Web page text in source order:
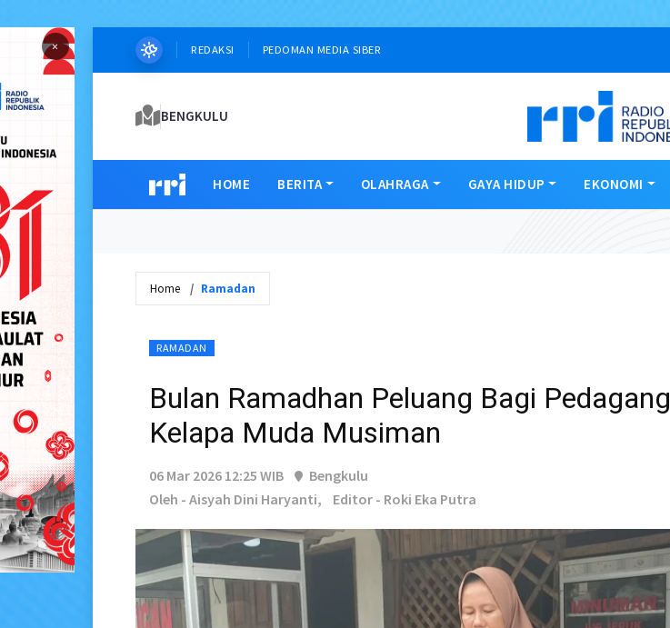
× REDAKSI PEDOMAN MEDIA SIBER
BENGKULU
HOME BERITA OLAHRAGA GAYA HIDUP EKONOMI
Home Ramadan
RAMADAN
Bulan Ramadhan Peluang Bagi Pedagang
Kelapa Muda Musiman
06 Mar 2026 12:25 WIB
Bengkulu
Oleh - Aisyah Dini Haryanti,
Editor - Roki Eka Putra